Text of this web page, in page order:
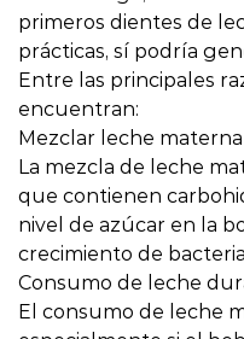
primeros dientes de
prácticas, sí podría
Entre las principales
encuentran:
Mezclar leche
La mezcla de leche
que contienen
nivel de azúcar en la
crecimiento de
Consumo de leche
El consumo de leche